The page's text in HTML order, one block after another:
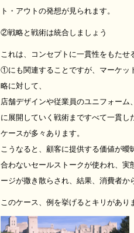
ト・アウトの発想が見られます。
②戦略と戦術は統合しましょう
これは、コンセプトに一貫性をもたせ
①にも関連することですが、マーケッ
略に対して、
店舗デザインや従業員のユニフォーム
に展開していく戦術まですべて一貫し
ケースが多々あります。
こうなると、顧客に提供する価値が曖
合わないセールストークが使われ、実
ージが撒き散らされ、結果、消費者か
このケース、例を挙げるとキリがあり